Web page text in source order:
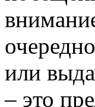
или
– это